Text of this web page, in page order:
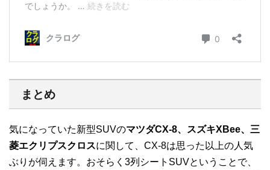
まとめ
気になっていた新型SUVのマツダCX-8、スズキXBee、三
菱エクリプスクロスに関して、CX-8は思った以上の人気
ぶりが伺えます。おそらく3列シートSUVということで、